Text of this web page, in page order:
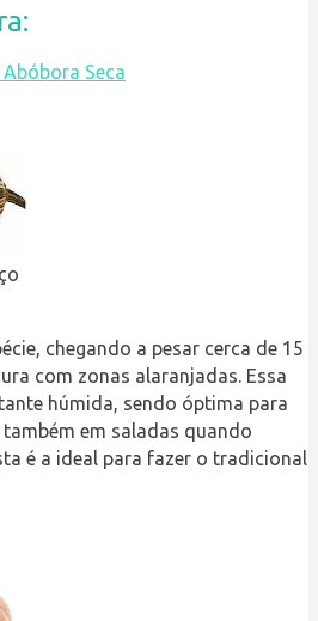
Seca
chegando a pesar cerca de 15
com zonas alaranjadas. Essa
húmida, sendo óptima para
em saladas quando
é a ideal para fazer o tradicional